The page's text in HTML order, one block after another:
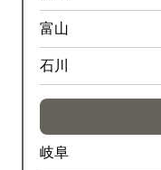
富山
石川
岐阜